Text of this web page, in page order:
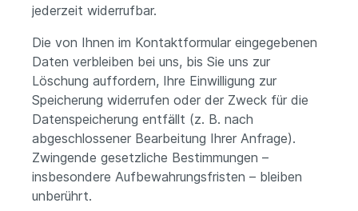
jederzeit widerrufbar.
Die von Ihnen im Kontaktformular eingegebenen
Daten verbleiben bei uns, bis Sie uns zur
Löschung auffordern, Ihre Einwilligung zur
Speicherung widerrufen oder der Zweck für die
Datenspeicherung entfällt (z. B. nach
abgeschlossener Bearbeitung Ihrer Anfrage).
Zwingende gesetzliche Bestimmungen –
insbesondere Aufbewahrungsfristen – bleiben
unberührt.